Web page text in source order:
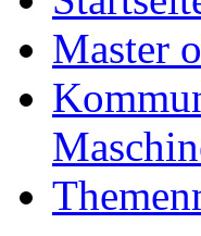
Master